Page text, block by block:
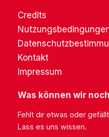
Credits
Kontakt
Impressum
Was können wir
Fehlt dir etwas oder
Lass es uns wissen.